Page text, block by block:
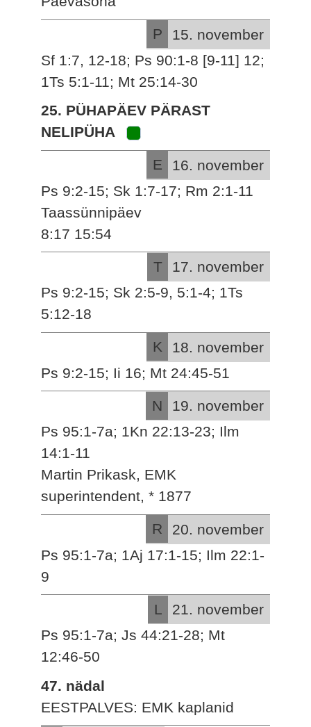
P
15. november
Sf 1:7, 12-18; Ps 90:1-8 [9-11] 12;
1Ts 5:1-11; Mt 25:14-30
25. PÜHAPÄEV PÄRAST
NELIPÜHA
E
16. november
Ps 9:2-15; Sk 1:7-17; Rm 2:1-11
Taassünnipäev
8:17 15:54
T
17. november
Ps 9:2-15; Sk 2:5-9, 5:1-4; 1Ts
5:12-18
K
18. november
Ps 9:2-15; Ii 16; Mt 24:45-51
N
19. november
Ps 95:1-7a; 1Kn 22:13-23; Ilm
14:1-11
Martin Prikask, EMK
superintendent, * 1877
R
20. november
Ps 95:1-7a; 1Aj 17:1-15; Ilm 22:1-
9
L
21. november
Ps 95:1-7a; Js 44:21-28; Mt
12:46-50
47. nädal
EESTPALVES: EMK kaplanid